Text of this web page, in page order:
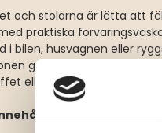
och stolarna är lätta att
praktiska
i bilen, husvagnen eller
ger en bekväm plats
eller kvällsmaten ute i